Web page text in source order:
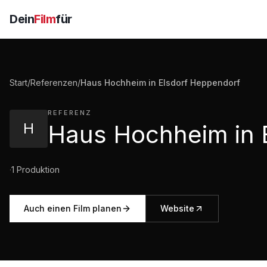
DeinFilmfür
Start/Referenzen/Haus Hochheim in Elsdorf Heppendorf
H
REFERENZ
·1 Produktion
Auch einen Film planen Website